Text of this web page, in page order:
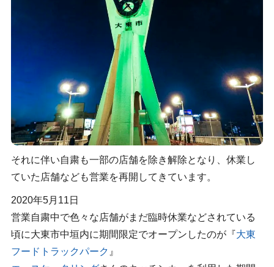
それに伴い自粛も一部の店舗を除き解除となり、休業し
ていた店舗なども営業を再開してきています。
2020年5月11日
営業自粛中で色々な店舗がまだ臨時休業などされている
頃に大東市中垣内に期間限定でオープンしたのが『大東
フードトラックパーク 』